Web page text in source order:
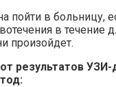
пойти в больницу,
в течение
произойдет.
результатов УЗИ-